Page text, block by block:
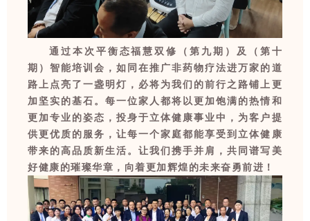
通过本次平衡态福慧双修（第九期）及（第十
期）智能培训会，如同在推广非药物疗法进万家的道
路上点亮了一盏明灯，必将为我们的前行之路铺上更
加坚实的基石。每一位家人都将以更加饱满的热情和
更加专业的姿态，投身于立体健康事业中，为客户提
供更优质的服务，让每一个家庭都能享受到立体健康
带来的高品质新生活。让我们携手并肩，共同谱写美
好健康的璀璨华章，向着更加辉煌的未来奋勇前进！